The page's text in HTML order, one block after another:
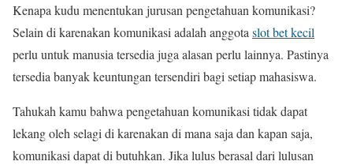
Kenapa kudu menentukan jurusan pengetahuan komunikasi?
Selain di karenakan komunikasi adalah anggota slot bet kecil
perlu untuk manusia tersedia juga alasan perlu lainnya. Pastinya
tersedia banyak keuntungan tersendiri bagi setiap mahasiswa.
Tahukah kamu bahwa pengetahuan komunikasi tidak dapat
lekang oleh selagi di karenakan di mana saja dan kapan saja,
komunikasi dapat di butuhkan. Jika lulus berasal dari lulusan